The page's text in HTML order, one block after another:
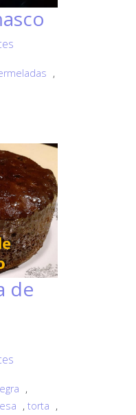
,
de
,
, torta ,